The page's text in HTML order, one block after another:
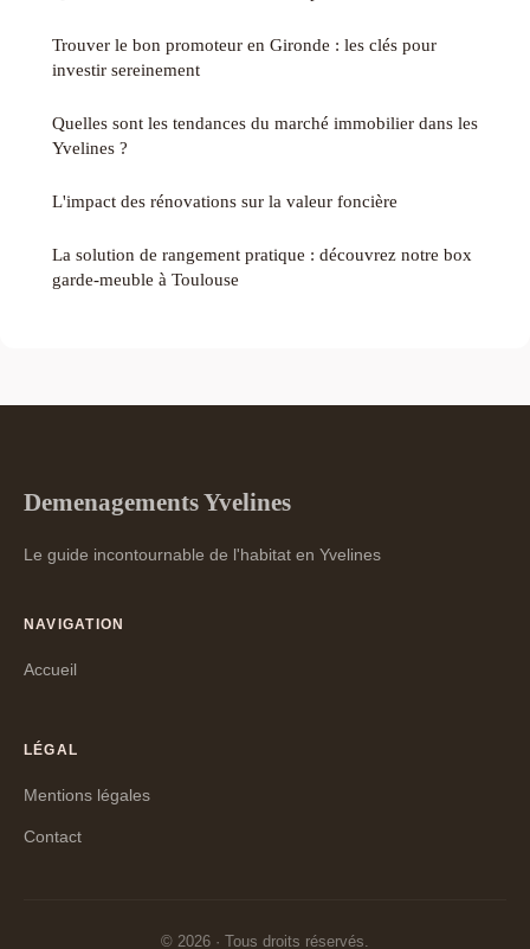
Trouver le bon promoteur en Gironde : les clés pour
investir sereinement
Quelles sont les tendances du marché immobilier dans les
Yvelines ?
L'impact des rénovations sur la valeur foncière
La solution de rangement pratique : découvrez notre box
garde-meuble à Toulouse
Demenagements Yvelines
Le guide incontournable de l'habitat en Yvelines
NAVIGATION
Accueil
LÉGAL
Mentions légales
Contact
© 2026 · Tous droits réservés.